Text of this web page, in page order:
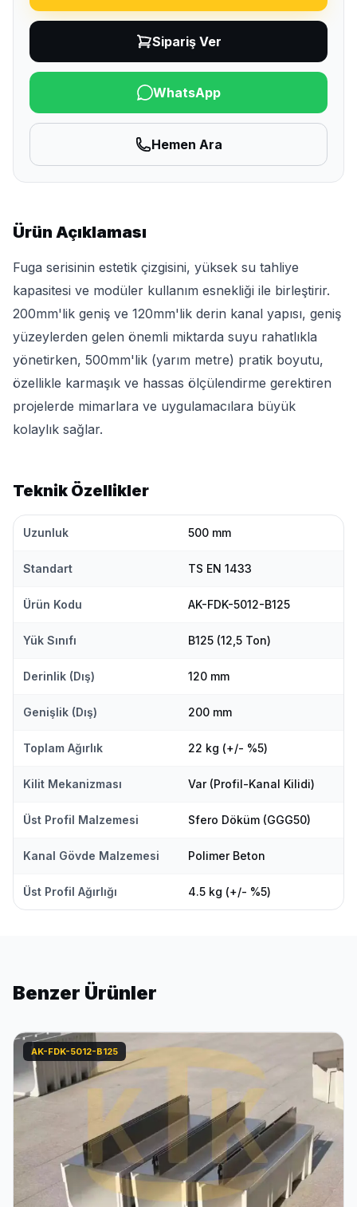
Sipariş Ver
WhatsApp
Hemen Ara
Ürün Açıklaması
Fuga serisinin estetik çizgisini, yüksek su tahliye
kapasitesi ve modüler kullanım esnekliği ile birleştirir.
200mm'lik geniş ve 120mm'lik derin kanal yapısı, geniş
yüzeylerden gelen önemli miktarda suyu rahatlıkla
yönetirken, 500mm'lik (yarım metre) pratik boyutu,
özellikle karmaşık ve hassas ölçülendirme gerektiren
projelerde mimarlara ve uygulamacılara büyük
kolaylık sağlar.
Teknik Özellikler
Uzunluk 500 mm
Standart TS EN 1433
Ürün Kodu AK-FDK-5012-B125
Yük Sınıfı B125 (12,5 Ton)
Derinlik (Dış) 120 mm
Genişlik (Dış) 200 mm
Toplam Ağırlık 22 kg (+/- %5)
Kilit Mekanizması Var (Profil-Kanal Kilidi)
Üst Profil Malzemesi Sfero Döküm (GGG50)
Kanal Gövde Malzemesi Polimer Beton
Üst Profil Ağırlığı 4.5 kg (+/- %5)
Benzer Ürünler
AK-FDK-5012-B125